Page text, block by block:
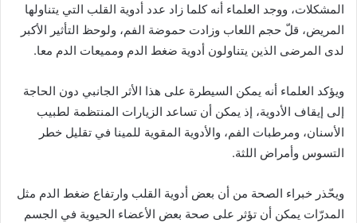
المشكلات، ووجد العلماء أنه كلما زاد عدد أدوية القلب التي يتناولها
المريض، قلّ حجم اللعاب وزادت حموضة الفم، ولوحظ التأثير الأكبر
لدى المرضى الذين يتناولون أدوية ضغط الدم ومميعات الدم معا.
ويؤكد العلماء أنه يمكن السيطرة على هذا الأثر الجانبي دون الحاجة
إلى إيقاف الأدوية، إذ يمكن أن تساعد الزيارات المنتظمة لطبيب
الأسنان، ومرطبات الفم، والأدوية المقوية للمينا في تقليل خطر
التسوس وأمراض اللثة.
ويحّذر خبراء الصحة من أن بعض أدوية القلب وارتفاع ضغط الدم مثل
المدرّات يمكن أن تؤثر على صحة بعض الأعضاء الحيوية في الجسم